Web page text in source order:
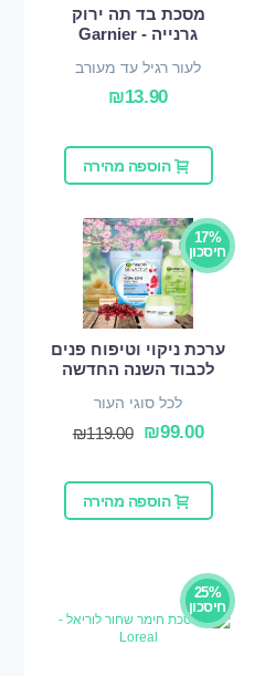
מסכת בד תה ירוק
גרנייה - Garnier
לעור רגיל עד מעורב
₪13.90
הוספה מהירה
17%
חיסכון
ערכת ניקוי וטיפוח פנים
לכבוד השנה החדשה
לכל סוגי העור
₪99.00
₪119.00
הוספה מהירה
25%
חיסכון